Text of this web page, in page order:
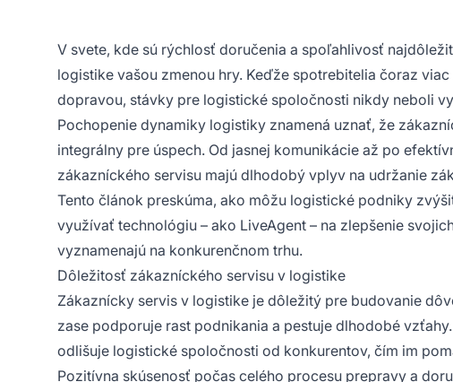
V svete, kde sú rýchlosť doručenia a spoľahlivosť
logistike vašou zmenou hry. Keďže spotrebitelia čoraz
dopravou, stávky pre logistické spoločnosti nikdy neboli
Pochopenie dynamiky logistiky znamená uznať, že
integrálny pre úspech. Od jasnej komunikácie až po
zákazníckého servisu majú dlhodobý vplyv na udržanie
Tento článok preskúma, ako môžu logistické podniky
využívať technológiu – ako LiveAgent – na zlepšenie
vyznamenajú na konkurenčnom trhu.
Dôležitosť zákazníckého servisu v logistike
Zákaznícky servis v logistike je dôležitý pre budovanie
zase podporuje rast podnikania a pestuje dlhodobé
odlišuje logistické spoločnosti od konkurentov, čím im
Pozitívna skúsenosť počas celého procesu prepravy a